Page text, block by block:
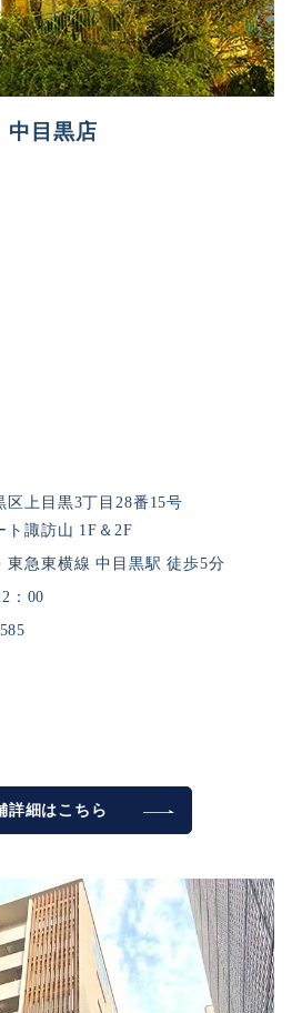
中目黒店
区上目黒3丁目28番15号
ト諏訪山 1F＆2F
東急東横線 中目黒駅 徒歩5分
：00
詳細はこちら